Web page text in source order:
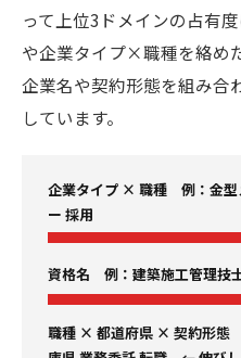
って上位3ドメインの占有
や企業タイプ×職種を絡め
企業名や契約形態を組み合
しています。
企業タイプ × 職種 例：金型
ー 採用
資格名 例：建築施工管理技
職種 × 都道府県 × 契約形態